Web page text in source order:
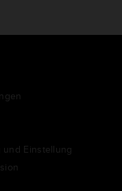
und Einstellung